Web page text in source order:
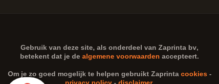
Gebruik van deze site, als onderdeel van Zaprinta bv,
betekent dat je de algemene voorwaarden accepteert.
Om je zo goed mogelijk te helpen gebruikt Zaprinta cookies-